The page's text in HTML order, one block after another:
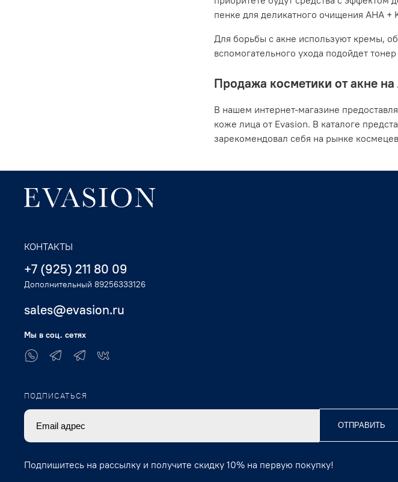
пенке для деликатного очищения AHA
Для борьбы с акне используют кремы,
вспомогательного ухода подойдет
Продажа косметики от акне
В нашем интернет-магазине
коже лица от Evasion. В каталоге
зарекомендовал себя на рынке
КОНТАКТЫ
+7 (925) 211 80 09
Дополнительный 89256333126
sales@evasion.ru
Мы в соц. сетях
ПОДПИСАТЬСЯ
ОТПРАВИТЬ
Подпишитесь на рассылку и получите скидку 10% на первую покупку!